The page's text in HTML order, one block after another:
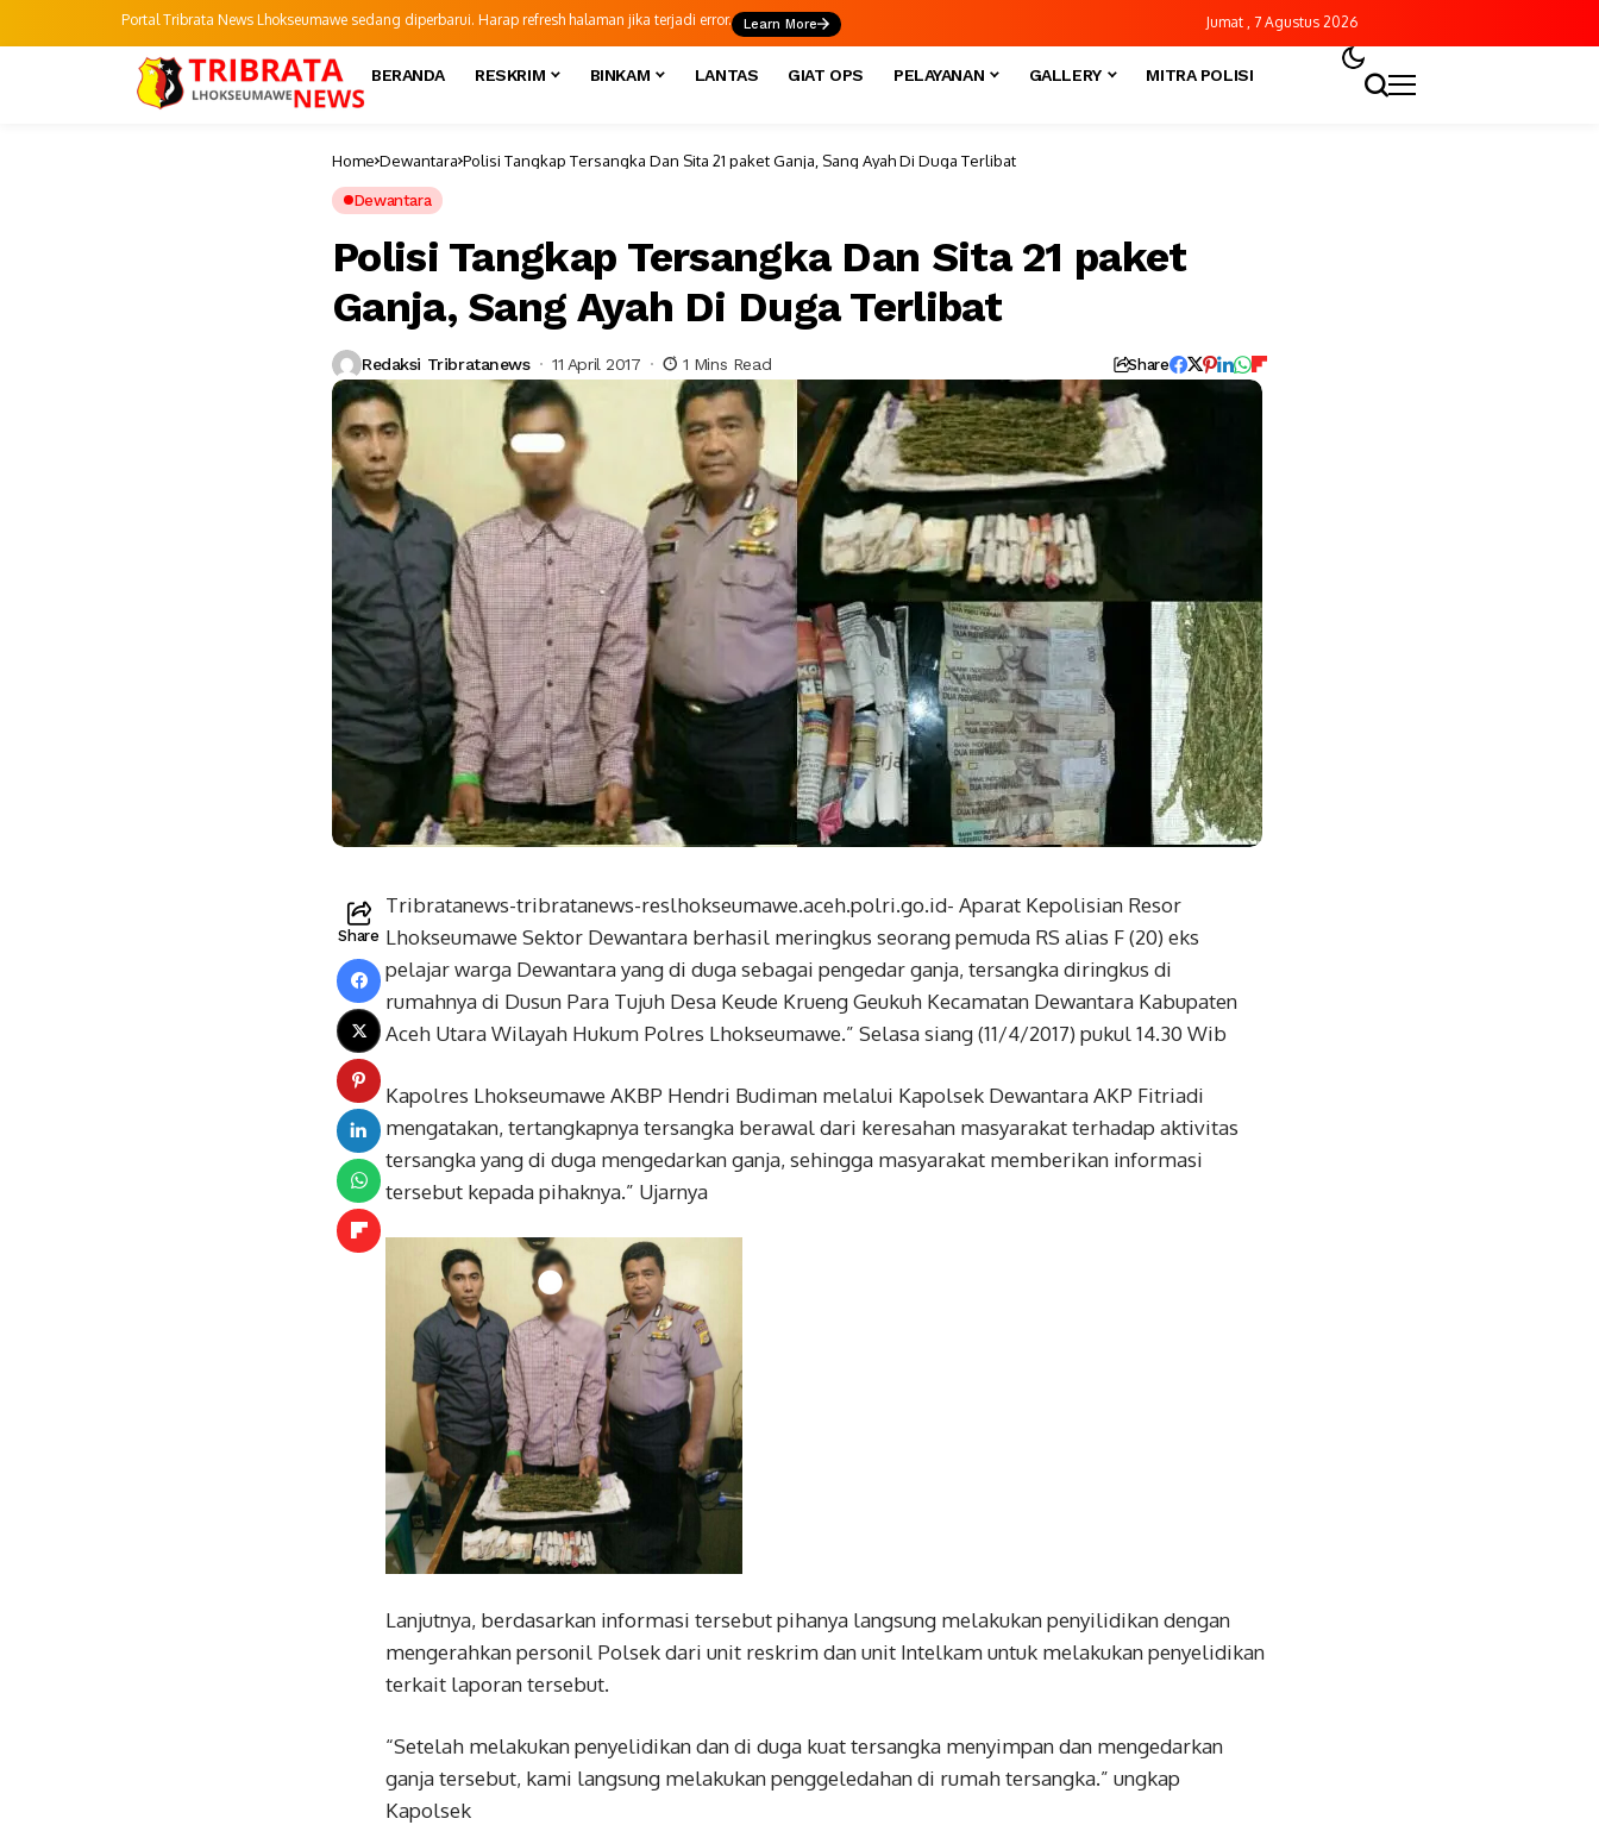
Portal Tribrata News Lhokseumawe sedang diperbarui. Harap refresh halaman jika terjadi error. Learn More Jumat , 7 Agustus 2026
BERANDA RESKRIM BINKAM LANTAS GIAT OPS PELAYANAN GALLERY MITRA POLISI
Home Dewantara Polisi Tangkap Tersangka Dan Sita 21 paket Ganja, Sang Ayah Di Duga Terlibat
Dewantara
Polisi Tangkap Tersangka Dan Sita 21 paket
Ganja, Sang Ayah Di Duga Terlibat
Redaksi Tribratanews 11 April 2017 1 Mins Read Share
Share
Tribratanews-tribratanews-reslhokseumawe.aceh.polri.go.id- Aparat Kepolisian Resor
Lhokseumawe Sektor Dewantara berhasil meringkus seorang pemuda RS alias F (20) eks
pelajar warga Dewantara yang di duga sebagai pengedar ganja, tersangka diringkus di
rumahnya di Dusun Para Tujuh Desa Keude Krueng Geukuh Kecamatan Dewantara Kabupaten
Aceh Utara Wilayah Hukum Polres Lhokseumawe.” Selasa siang (11/4/2017) pukul 14.30 Wib
Kapolres Lhokseumawe AKBP Hendri Budiman melalui Kapolsek Dewantara AKP Fitriadi
mengatakan, tertangkapnya tersangka berawal dari keresahan masyarakat terhadap aktivitas
tersangka yang di duga mengedarkan ganja, sehingga masyarakat memberikan informasi
tersebut kepada pihaknya.” Ujarnya
Lanjutnya, berdasarkan informasi tersebut pihanya langsung melakukan penyilidikan dengan
mengerahkan personil Polsek dari unit reskrim dan unit Intelkam untuk melakukan penyelidikan
terkait laporan tersebut.
“Setelah melakukan penyelidikan dan di duga kuat tersangka menyimpan dan mengedarkan
ganja tersebut, kami langsung melakukan penggeledahan di rumah tersangka.” ungkap
Kapolsek